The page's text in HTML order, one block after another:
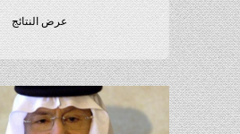
عرض النتائج